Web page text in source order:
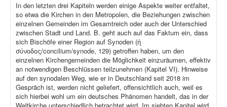
In den letzten drei Kapiteln werden einige Aspekte weiter entfaltet,
so etwa die Kirchen in den Metropolen, die Beziehungen zwischen
einzelnen Gemeinden im Gesamtreich oder auch der Unterschied
zwischen Stadt und Land. B. geht auch auf das Faktum ein, dass
sich Bischöfe einer Region auf Synoden (ἡ
σύνοδος/concilium/synode, 129) getroffen haben, um den
einzelnen Kirchengemeinden die Möglichkeit einzuräumen, effektiv
an notwendigen Beschlüssen teilzunehmen (Kapitel VI). Hinweise
auf den synodalen Weg, wie er in Deutschland seit 2018 im
Gespräch ist, werden nicht geliefert, offensichtlich auch, weil es
sich hierbei wohl um ein deutsches Phänomen handelt, das in der